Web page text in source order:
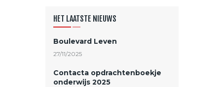
HET LAATSTE NIEUWS
Boulevard Leven
27/11/2025
Contacta opdrachtenboekje
onderwijs 2025